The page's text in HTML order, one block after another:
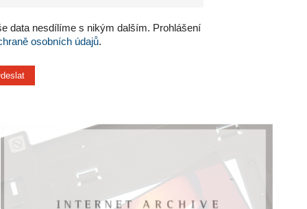
data nesdílíme s nikým dalším. Prohlášení
osobních údajů.